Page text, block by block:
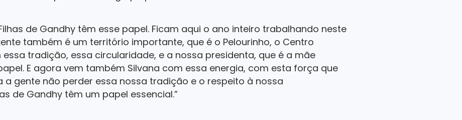
de Gandhy têm esse papel. Ficam aqui o ano inteiro trabalhando neste
também é um território importante, que é o Pelourinho, o Centro
essa tradição, essa circularidade, e a nossa presidenta, que é a mãe
E agora vem também Silvana com essa energia, com esta força que
a gente não perder essa nossa tradição e o respeito à nossa
de Gandhy têm um papel essencial.”